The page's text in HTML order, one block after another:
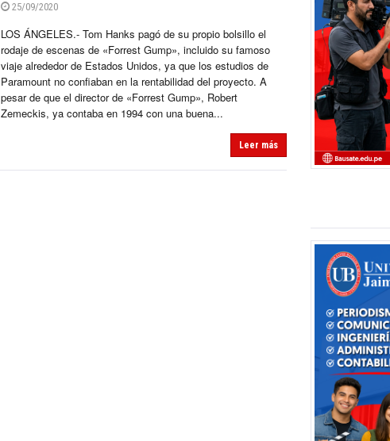
25/09/2020
LOS ÁNGELES.- Tom Hanks pagó de su propio bolsillo el
rodaje de escenas de «Forrest Gump», incluido su famoso
viaje alrededor de Estados Unidos, ya que los estudios de
Paramount no confiaban en la rentabilidad del proyecto. A
pesar de que el director de «Forrest Gump», Robert
Zemeckis, ya contaba en 1994 con una buena...
Leer más